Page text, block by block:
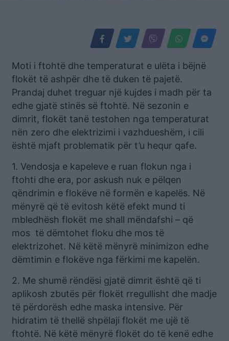
Moti i ftohtë dhe temperaturat e ulëta i bëjnë
flokët të ashpër dhe të duken të pajetë.
Prandaj duhet treguar një kujdes i madh për ta
edhe gjatë stinës së ftohtë. Në sezonin e
dimrit, flokët tanë testohen nga temperaturat
nën zero dhe elektrizimi i vazhdueshëm, i cili
është mjaft problematik për t’u hequr qafe.
1. Vendosja e kapeleve e ruan flokun nga i
ftohti dhe era, por askush nuk e pëlqen
qëndrimin e flokëve në formën e kapelës. Në
mënyrë që të evitosh këtë efekt mund ti
mbledhësh flokët me shall mëndafshi – që
mos të dëmtohet floku dhe mos të
elektrizohet. Në këtë mënyrë minimizon edhe
dëmtimin e flokëve nga fërkimi me kapelën.
2. Me shumë rëndësi gjatë dimrit është që ti
aplikosh zbutës për flokët rregullisht dhe madje
të përdorësh edhe maska intensive. Për
hidratim të thellë shpëlaji flokët me ujë të
ftohtë. Në këtë mënyrë flokët do të kenë edhe